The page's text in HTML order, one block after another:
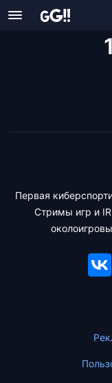
Первая
Стримы игр и